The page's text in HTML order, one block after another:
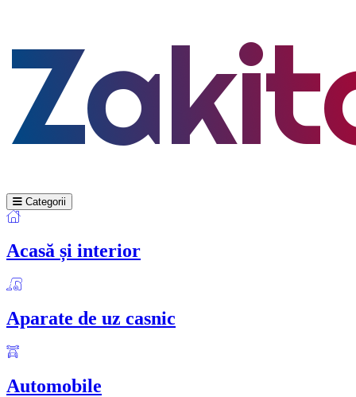
Categorii
Acasă și interior
Aparate de uz casnic
Automobile